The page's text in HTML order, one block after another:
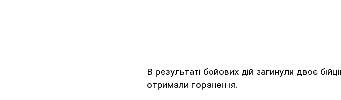
В результаті бойових дій загинули двоє
отримали поранення.